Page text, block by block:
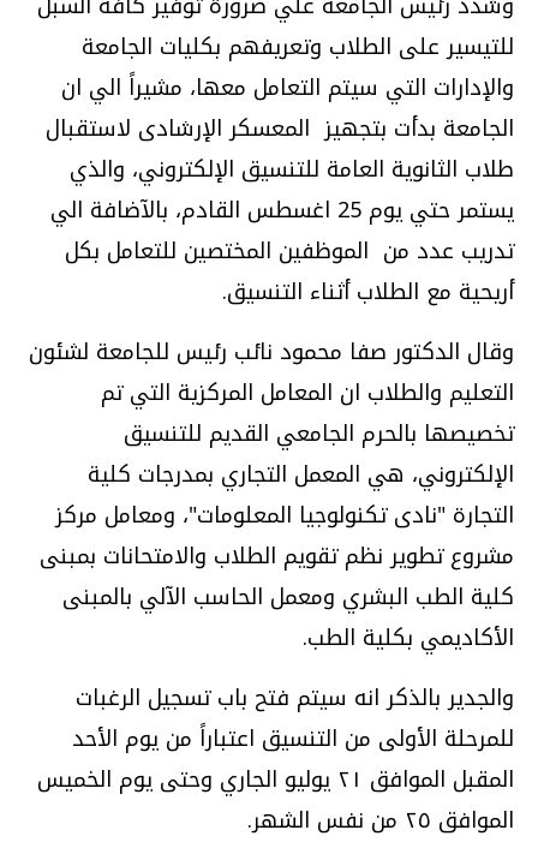
للتيسير على الطلاب وتعريفهم بكليات الجامعة
والإدارات التي سيتم التعامل معها، مشيراً الي ان
الجامعة بدأت بتجهيز المعسكر الإرشادى لاستقبال
طلاب الثانوية العامة للتنسيق الإلكتروني، والذي
يستمر حتي يوم 25 اغسطس القادم، بالآضافة الي
تدريب عدد من الموظفين المختصين للتعامل بكل
أريحية مع الطلاب أثناء التنسيق.
وقال الدكتور صفا محمود نائب رئيس للجامعة لشئون
التعليم والطلاب ان المعامل المركزية التي تم
تخصيصها بالحرم الجامعي القديم للتنسيق
الإلكتروني، هي المعمل التجاري بمدرجات كلية
التجارة "نادى تكنولوجيا المعلومات"، ومعامل مركز
مشروع تطوير نظم تقويم الطلاب والامتحانات بمبنى
كلية الطب البشري ومعمل الحاسب الآلي بالمبنى
الأكاديمي بكلية الطب.
والجدير بالذكر انه سيتم فتح باب تسجيل الرغبات
للمرحلة الأولى من التنسيق اعتباراً من يوم الأحد
المقبل الموافق ٢١ يوليو الجاري وحتى يوم الخميس
الموافق ٢٥ من نفس الشهر.